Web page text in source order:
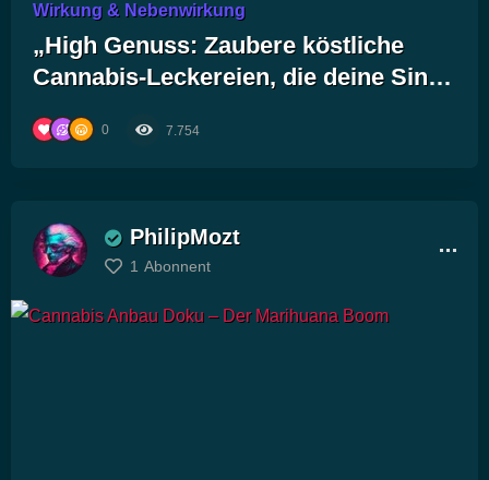
Wirkung & Nebenwirkung
„High Genuss: Zaubere köstliche
Cannabis-Leckereien, die deine Sinne
0 7.754
PhilipMozt
1 Abonnent